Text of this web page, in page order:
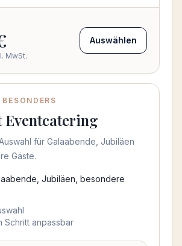
MwSt.
Auswählen
Eventcatering
für Galaabende, Jubiläen
Gäste.
Jubiläen, besondere
Schritt anpassbar